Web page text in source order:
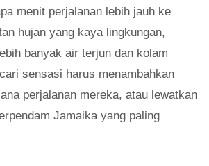
menit perjalanan lebih jauh ke
hujan yang kaya lingkungan,
banyak air terjun dan kolam
sensasi harus menambahkan
perjalanan mereka, atau lewatkan
Jamaika yang paling